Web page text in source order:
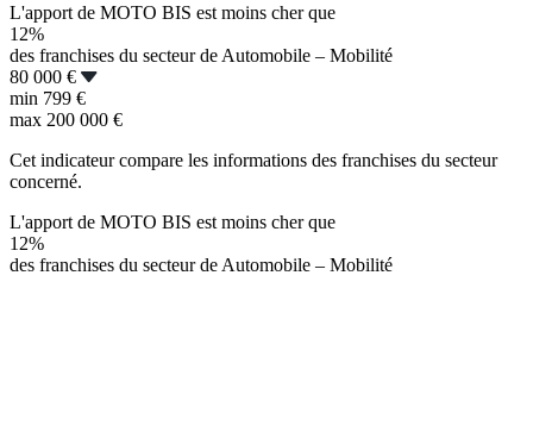
L'apport de MOTO BIS est moins cher que
12%
des franchises du secteur de Automobile – Mobilité
80 000 €
min 799 €
max 200 000 €
Cet indicateur compare les informations des franchises du secteur
concerné.
L'apport de MOTO BIS est moins cher que
12%
des franchises du secteur de Automobile – Mobilité